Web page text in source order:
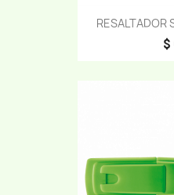
RESALTADOR
$